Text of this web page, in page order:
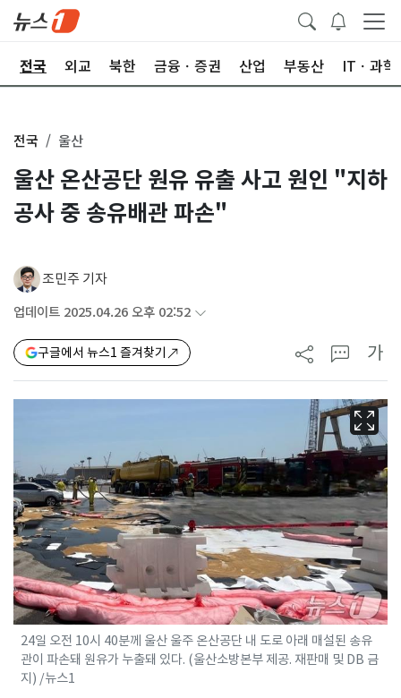
전국 외교 북한 금융ㆍ증권 산업 부동산 ITㆍ과학
전국 울산
울산 온산공단 원유 유출 사고 원인 "지하
공사 중 송유배관 파손"
조민주 기자
업데이트 2025.04.26 오후 02:52
구글에서 뉴스1 즐겨찾기 가
24일 오전 10시 40분께 울산 울주 온산공단 내 도로 아래 매설된 송유
관이 파손돼 원유가 누출돼 있다. (울산소방본부 제공. 재판매 및 DB 금
지) /뉴스1